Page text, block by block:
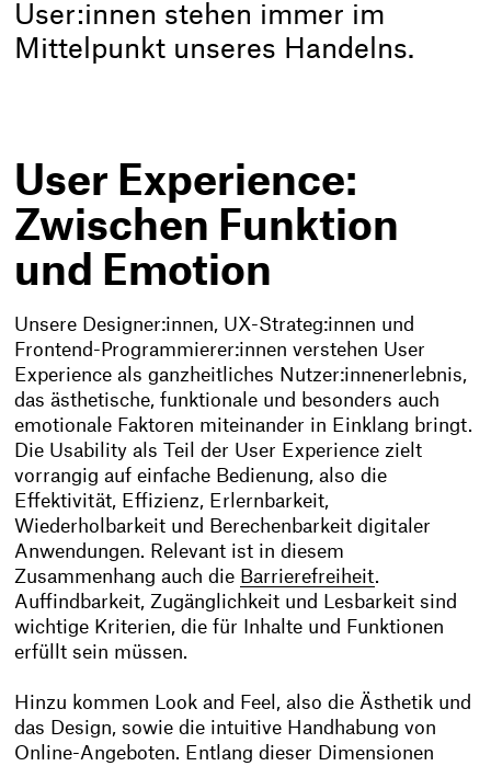
User:innen stehen immer im
Mittelpunkt unseres Handelns.
User Experience:
Zwischen Funktion
und Emotion
Unsere Designer:innen, UX-Strateg:innen und
Frontend-Programmierer:innen verstehen User
Experience als ganzheitliches Nutzer:innenerlebnis,
das ästhetische, funktionale und besonders auch
emotionale Faktoren miteinander in Einklang bringt.
Die Usability als Teil der User Experience zielt
vorrangig auf einfache Bedienung, also die
Effektivität, Effizienz, Erlernbarkeit,
Wiederholbarkeit und Berechenbarkeit digitaler
Anwendungen. Relevant ist in diesem
Zusammenhang auch die Barrierefreiheit.
Auffindbarkeit, Zugänglichkeit und Lesbarkeit sind
wichtige Kriterien, die für Inhalte und Funktionen
erfüllt sein müssen.
Hinzu kommen Look and Feel, also die Ästhetik und
das Design, sowie die intuitive Handhabung von
Online-Angeboten. Entlang dieser Dimensionen